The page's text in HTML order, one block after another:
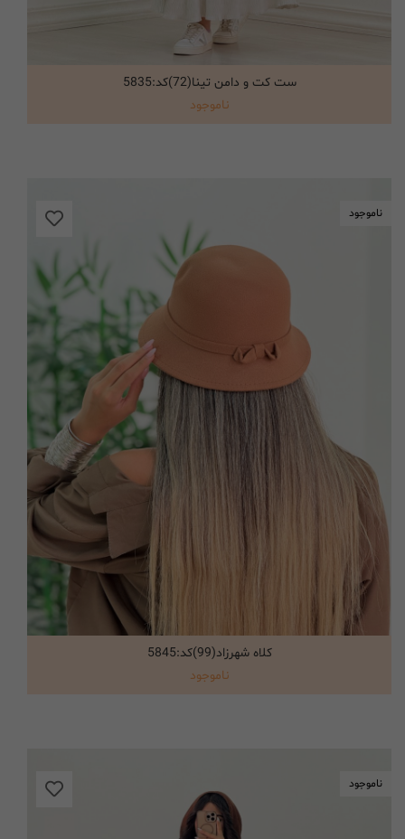
انتخاب گزینه ها
ست کت و دامن تینا(72)کد:5835
ناموجود
ناموجود
انتخاب گزینه ها
کلاه شهرزاد(99)کد:5845
ناموجود
ناموجود